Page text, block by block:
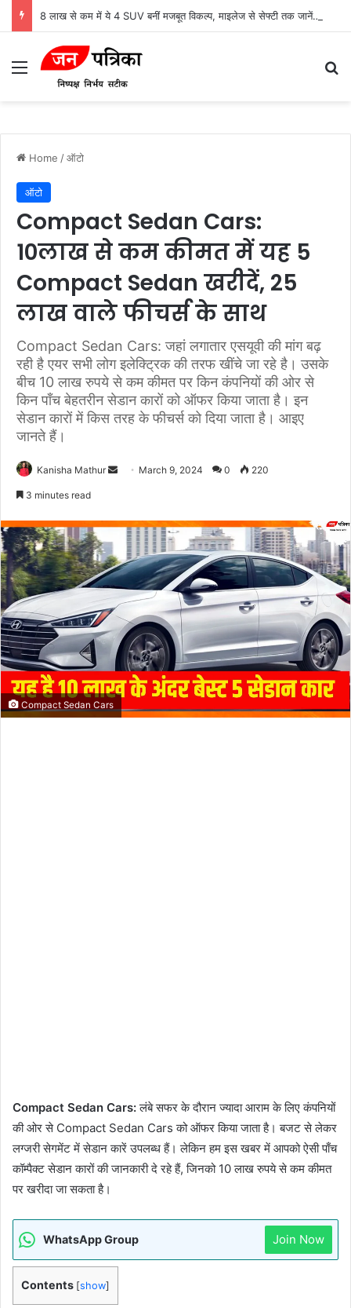
8 लाख से कम में ये 4 SUV बनीं मजबूत विकल्प, माइलेज से सेफ्टी तक जानें कौन किसमें आगे
Menu
Home /ऑटो
ऑटो
Compact Sedan Cars:
10लाख से कम कीमत में यह 5
Compact Sedan खरीदें, 25
लाख वाले फीचर्स के साथ
Compact Sedan Cars: जहां लगातार एसयूवी की मांग बढ़
रही है एयर सभी लोग इलेक्ट्रिक की तरफ खींचे जा रहे है। उसके
बीच 10 लाख रुपये से कम कीमत पर किन कंपनियों की ओर से
किन पाँच बेहतरीन सेडान कारों को ऑफर किया जाता है। इन
सेडान कारों में किस तरह के फीचर्स को दिया जाता है। आइए
जानते हैं।
Kanisha Mathur
Send March 9, 2024 0 220
3 minutes read
Compact Sedan Cars
Compact Sedan Cars:लंबे सफर के दौरान ज्‍यादा आराम के लिए कंपनियों
की ओर से Compact Sedan Cars को ऑफर किया जाता है। बजट से लेकर
लग्‍जरी सेगमेंट में सेडान कारें उपलब्‍ध हैं। लेकिन हम इस खबर में आपको ऐसी पाँच
कॉम्‍पैक्‍ट सेडान कारों की जानकारी दे रहे हैं, जिनको 10 लाख रुपये से कम कीमत
पर खरीदा जा सकता है।
WhatsApp Group Join Now
Contents [show]